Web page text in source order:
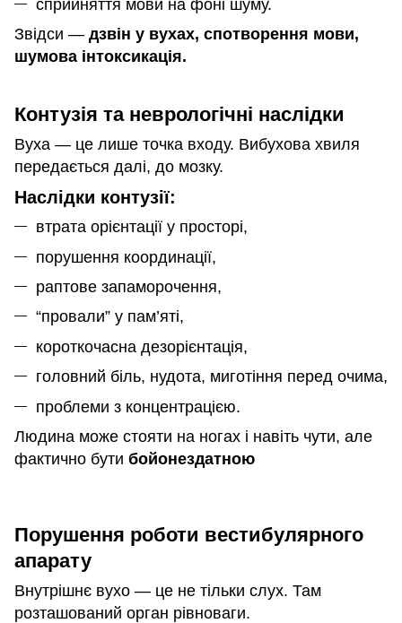
сприйняття мови на фоні шуму.
Звідси — дзвін у вухах, спотворення мови,
шумова інтоксикація.
Контузія та неврологічні наслідки
Вуха — це лише точка входу. Вибухова хвиля
передається далі, до мозку.
Наслідки контузії:
втрата орієнтації у просторі,
порушення координації,
раптове запаморочення,
“провали” у пам’яті,
короткочасна дезорієнтація,
головний біль, нудота, миготіння перед очима,
проблеми з концентрацією.
Людина може стояти на ногах і навіть чути, але
фактично бути бойонездатною
Порушення роботи вестибулярного
апарату
Внутрішнє вухо — це не тільки слух. Там
розташований орган рівноваги.